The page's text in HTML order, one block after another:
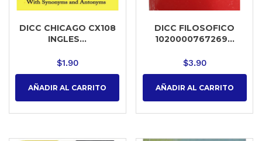
DICC CHICAGO CX108
INGLES...
$1.90
AÑADIR AL CARRITO
DICC FILOSOFICO
1020000767269...
$3.90
AÑADIR AL CARRITO